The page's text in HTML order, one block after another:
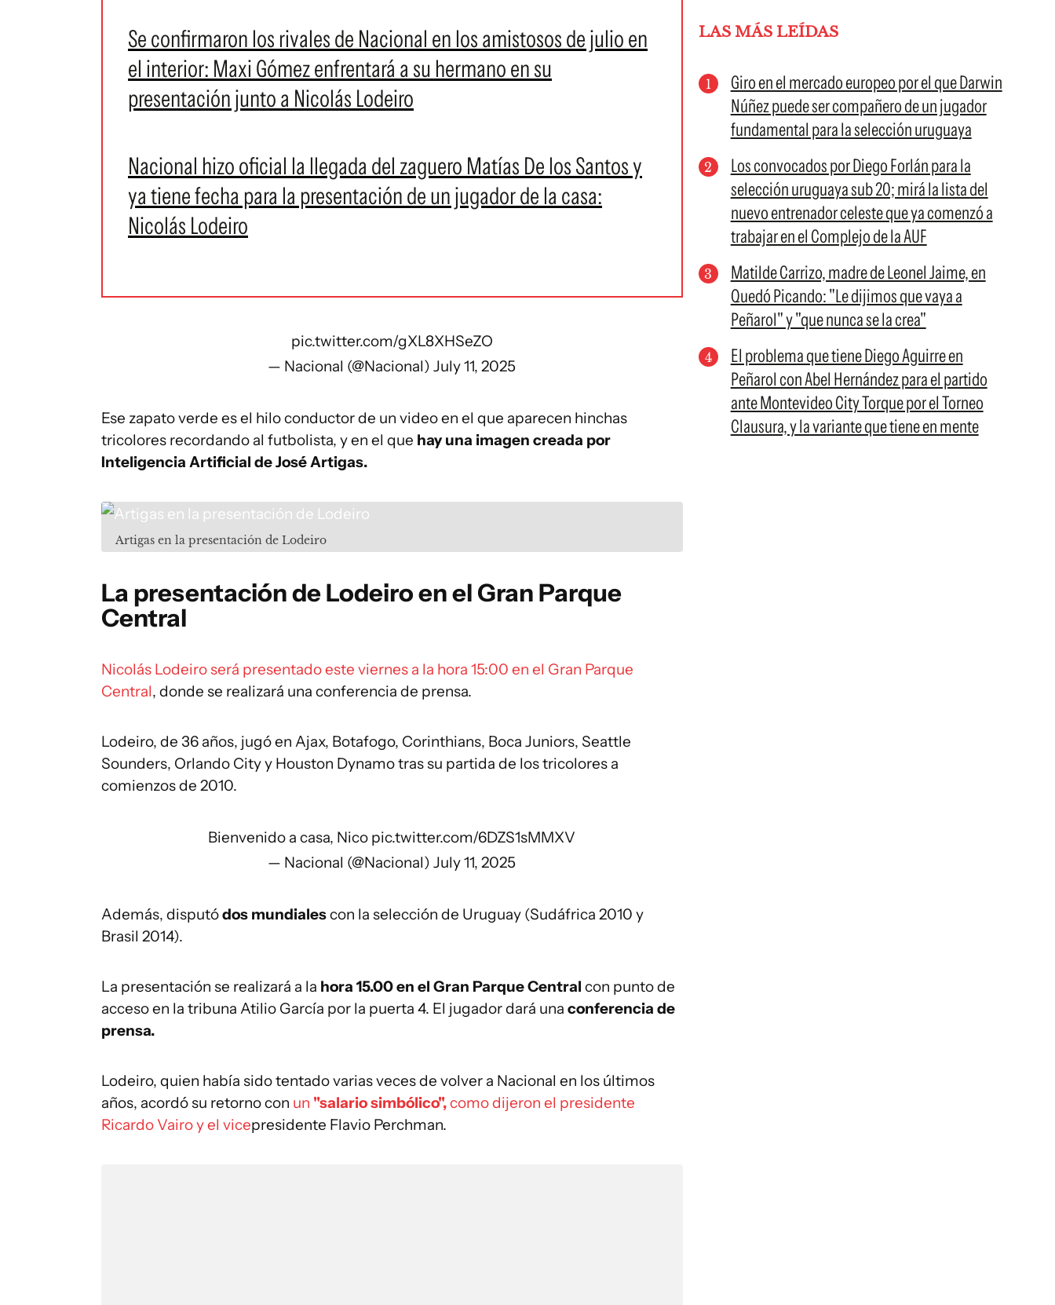
Se confirmaron los rivales de Nacional en los amistosos de julio en
el interior: Maxi Gómez enfrentará a su hermano en su
presentación junto a Nicolás Lodeiro
Nacional hizo oficial la llegada del zaguero Matías De los Santos y
ya tiene fecha para la presentación de un jugador de la casa:
Nicolás Lodeiro
pic.twitter.com/gXL8XHSeZO
— Nacional (@Nacional)July 11, 2025
Ese zapato verde es el hilo conductor de un video en el que aparecen hinchas
tricolores recordando al futbolista, y en el que hay una imagen creada por
Inteligencia Artificial de José Artigas.
Artigas en la presentación de Lodeiro
La presentación de Lodeiro en el Gran Parque
Central
Nicolás Lodeiro será presentado este viernes a la hora 15:00 en el Gran Parque
Central, donde se realizará una conferencia de prensa.
Lodeiro, de 36 años, jugó en Ajax, Botafogo, Corinthians, Boca Juniors, Seattle
Sounders, Orlando City y Houston Dynamo tras su partida de los tricolores a
comienzos de 2010.
Bienvenido a casa, Nico pic.twitter.com/6DZS1sMMXV
— Nacional (@Nacional)July 11, 2025
Además, disputódos mundialescon la selección de Uruguay (Sudáfrica 2010 y
Brasil 2014).
La presentación se realizará a la hora 15.00 en el Gran Parque Central con punto de
acceso en la tribuna Atilio García por la puerta 4. El jugador dará una conferencia de
prensa.
Lodeiro, quien había sido tentado varias veces de volver a Nacional en los últimos
años, acordó su retorno con un "salario simbólico",como dijeron el presidente
Ricardo Vairo y el vicepresidente Flavio Perchman.
LAS MÁS LEÍDAS
Giro en el mercado europeo por el que Darwin
Núñez puede ser compañero de un jugador
fundamental para la selección uruguaya
Los convocados por Diego Forlán para la
selección uruguaya sub 20; mirá la lista del
nuevo entrenador celeste que ya comenzó a
trabajar en el Complejo de la AUF
Matilde Carrizo, madre de Leonel Jaime, en
Quedó Picando: "Le dijimos que vaya a
Peñarol" y "que nunca se la crea"
El problema que tiene Diego Aguirre en
Peñarol con Abel Hernández para el partido
ante Montevideo City Torque por el Torneo
Clausura, y la variante que tiene en mente